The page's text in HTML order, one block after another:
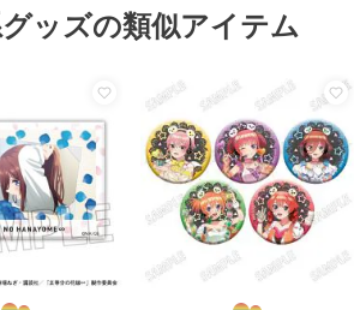
ッズの類似アイテム